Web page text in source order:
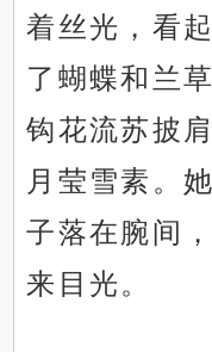
着丝光，看
了蝴蝶和兰
钩花流苏披
月莹雪素。
子落在腕间
来目光。